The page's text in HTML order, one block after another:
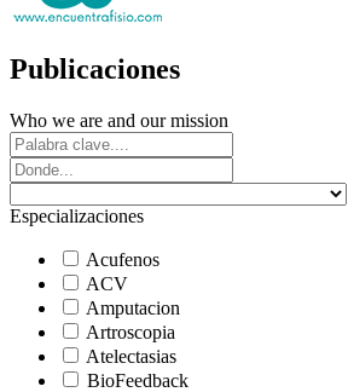
Publicaciones
Who we are and our mission
Especializaciones
Acufenos
ACV
Amputacion
Artroscopia
Atelectasias
BioFeedback